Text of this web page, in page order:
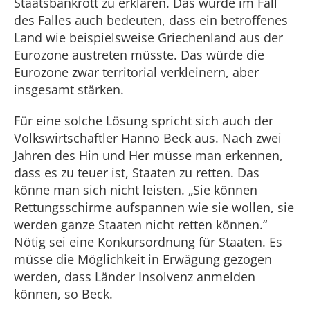
des Falles auch bedeuten, dass ein betroffenes
Land wie beispielsweise Griechenland aus der
Eurozone austreten müsste. Das würde die
Eurozone zwar territorial verkleinern, aber
insgesamt stärken.
Für eine solche Lösung spricht sich auch der
Volkswirtschaftler Hanno Beck aus. Nach zwei
Jahren des Hin und Her müsse man erkennen,
dass es zu teuer ist, Staaten zu retten. Das
könne man sich nicht leisten. „Sie können
Rettungsschirme aufspannen wie sie wollen, sie
werden ganze Staaten nicht retten können.“
Nötig sei eine Konkursordnung für Staaten. Es
müsse die Möglichkeit in Erwägung gezogen
werden, dass Länder Insolvenz anmelden
können, so Beck.